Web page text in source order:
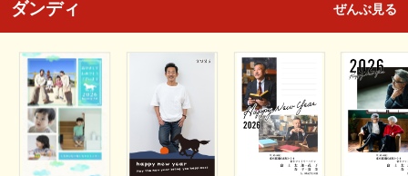
ダンディ ぜんぶ見る